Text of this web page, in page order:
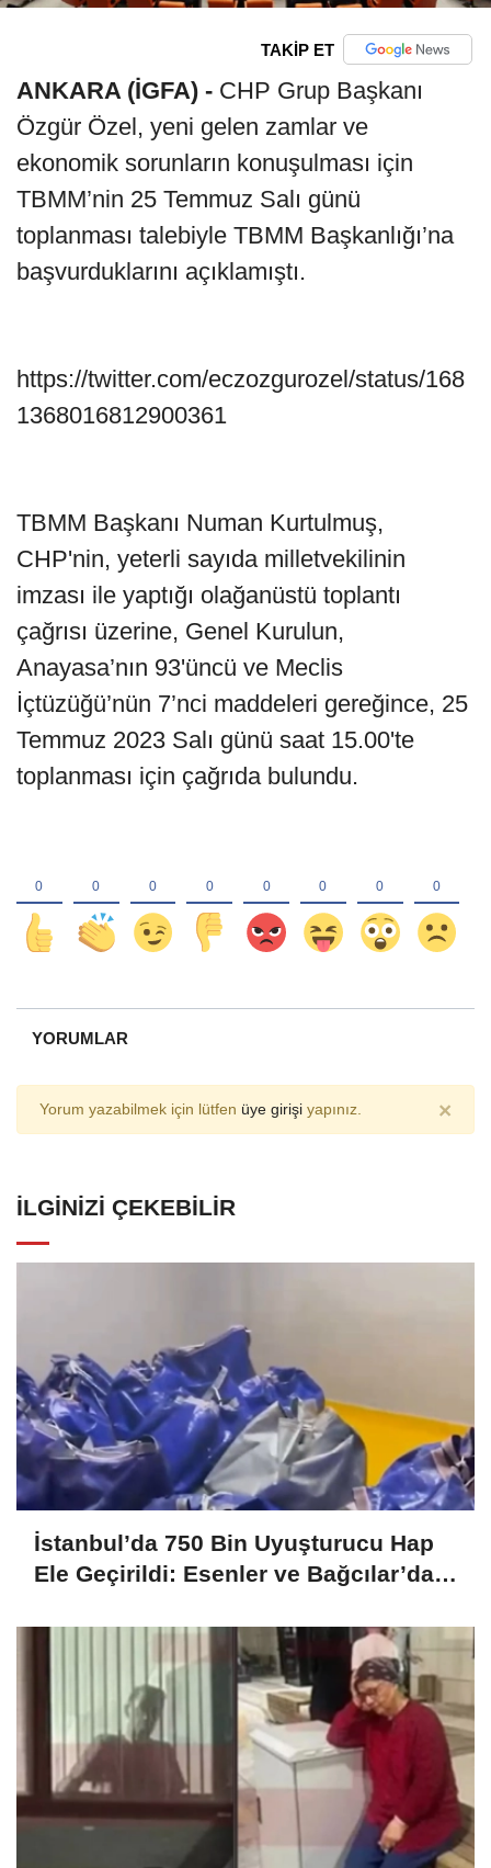
TAKİP ET
ANKARA (İGFA) - CHP Grup Başkanı
Özgür Özel, yeni gelen zamlar ve
ekonomik sorunların konuşulması için
TBMM’nin 25 Temmuz Salı günü
toplanması talebiyle TBMM Başkanlığı’na
başvurduklarını açıklamıştı.
https://twitter.com/eczozgurozel/status/168
1368016812900361
TBMM Başkanı Numan Kurtulmuş,
CHP'nin, yeterli sayıda milletvekilinin
imzası ile yaptığı olağanüstü toplantı
çağrısı üzerine, Genel Kurulun,
Anayasa’nın 93'üncü ve Meclis
İçtüzüğü’nün 7’nci maddeleri gereğince, 25
Temmuz 2023 Salı günü saat 15.00'te
toplanması için çağrıda bulundu.
YORUMLAR
Yorum yazabilmek için lütfen üye girişi yapınız. ×
İLGINIZI ÇEKEBILIR
İstanbul’da 750 Bin Uyuşturucu Hap
Ele Geçirildi: Esenler ve Bağcılar’da